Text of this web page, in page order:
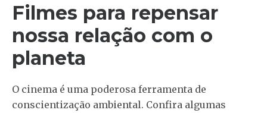
Filmes para repensar
nossa relação com o
planeta
O cinema é uma poderosa ferramenta de
conscientização ambiental. Confira algumas